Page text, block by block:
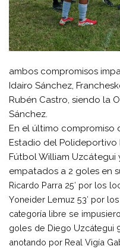
ambos compromisos
Idairo Sánchez,
Rubén Castro, siendo la
Sánchez.
En el último compromiso
Estadio del Polideportivo
Fútbol William Uzcátegui
empatados a 2 goles en
Ricardo Parra 25′ por los
Yoneider Lemuz 53′ por
categoría libre se
goles de Diego Uzcátegui
anotando por Real Vigía